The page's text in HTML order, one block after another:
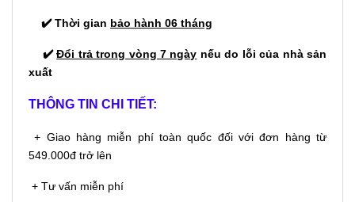
✔️ Thời gian bảo hành 06 tháng
✔️Đổi trả trong vòng 7 ngày nếu do lỗi của nhà sản
xuất
THÔNG TIN CHI TIẾT:
+ Giao hàng miễn phí toàn quốc đối với đơn hàng từ
549.000đ trở lên
+ Tư vấn miễn phí